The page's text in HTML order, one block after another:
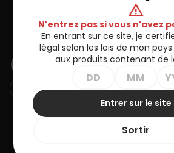
Informations
BULLETIN
Vous pouvez vous désinscrire à tout
pour cela nos informations de contact
d'utilisation du site.
warning
N'entrez pas si vous n'avez
En entrant sur ce site, je
légal selon les lois de mon
aux produits contenant de
Entrer sur le site
Sortir